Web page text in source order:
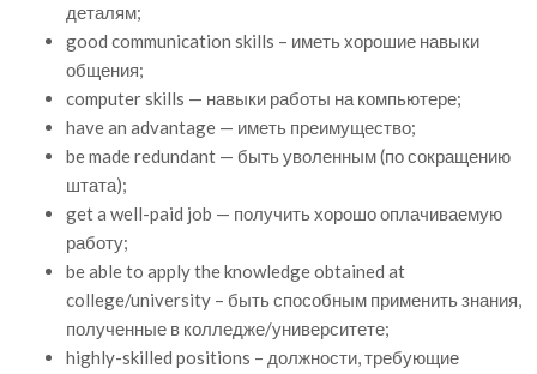
деталям;
good communication skills – иметь хорошие навыки
общения;
computer skills — навыки работы на компьютере;
have an advantage — иметь преимущество;
be made redundant — быть уволенным (по сокращению
штата);
get a well-paid job — получить хорошо оплачиваемую
работу;
be able to apply the knowledge obtained at
college/university – быть способным применить знания,
полученные в колледже/университете;
highly-skilled positions – должности, требующие